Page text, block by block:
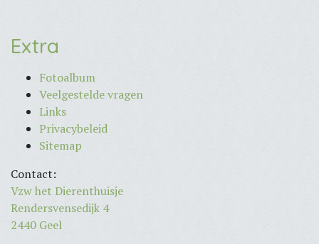
Extra
Fotoalbum
Veelgestelde vragen
Links
Privacybeleid
Sitemap
Contact:
Vzw het Dierenthuisje
Rendersvensedijk 4
2440 Geel